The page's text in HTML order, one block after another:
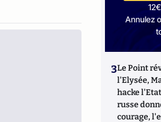
Annulez
3Le Point
l'Elysée,
hacke
russe
courage,